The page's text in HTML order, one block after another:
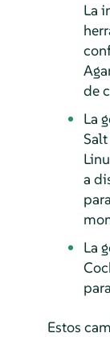
La
de
La
a
La
Estos